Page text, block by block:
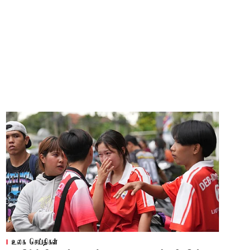
உலக செய்திகள்